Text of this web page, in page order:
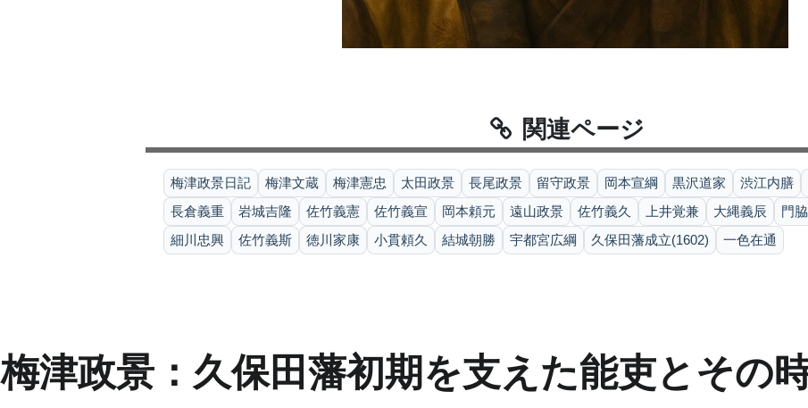
関連ページ
梅津政景日記 梅津文蔵 梅津憲忠 太田政景 長尾政景 留守政景 岡本宣綱 黒沢道家
渋江内膳
長倉義重
岩城吉隆 佐竹義憲 佐竹義宣 岡本頼元 遠山政景 佐竹義久 上井覚兼 大縄義辰
門
細川忠興
佐竹義斯 徳川家康 小貫頼久 結城朝勝 宇都宮広綱 久保田藩成立(1602) 一色在通
梅津政景：久保田藩初期を支えた能吏とその